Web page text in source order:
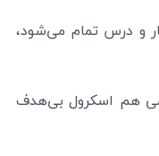
و درس تمام می‌شود،
هم اسکرول بی‌هدف